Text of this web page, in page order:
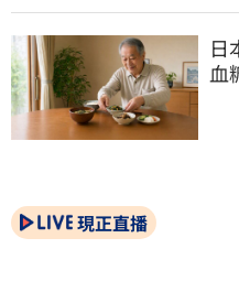
日
血
現正直播